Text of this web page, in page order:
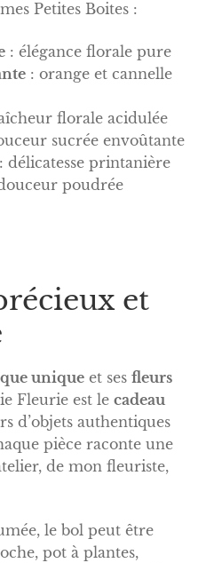
Petites Boites :
: élégance florale pure
: orange et cannelle
florale acidulée
sucrée envoûtante
délicatesse printanière
poudrée
et
uniqueet ses fleurs
Fleurie est le cadeau
d’objets authentiques
pièce raconte une
de mon fleuriste,
le bol peut être
pot à plantes,